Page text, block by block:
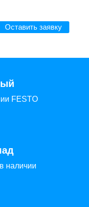
Оставить заявку
FESTO
наличии